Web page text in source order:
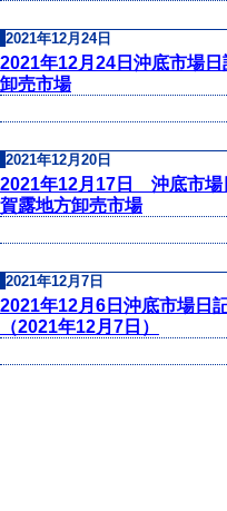
2021年12月24日
2021年12月24日沖底市場
卸売市場
2021年12月20日
2021年12月17日 沖底市場
賀露地方卸売市場
2021年12月7日
2021年12月6日沖底市場日
（2021年12月7日）